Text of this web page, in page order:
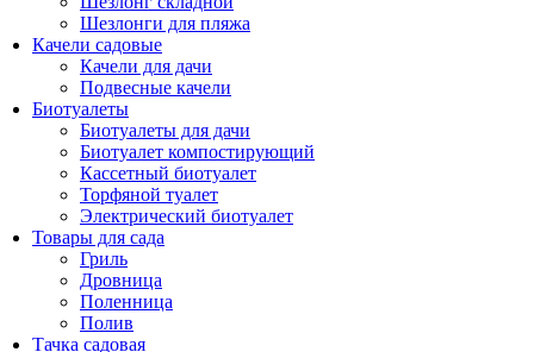
Шезлонги для пляжа
Качели садовые
Качели для дачи
Подвесные качели
Биотуалеты
Биотуалеты для дачи
Биотуалет компостирующий
Кассетный биотуалет
Торфяной туалет
Электрический биотуалет
Товары для сада
Гриль
Дровница
Поленница
Полив
Тачка садовая